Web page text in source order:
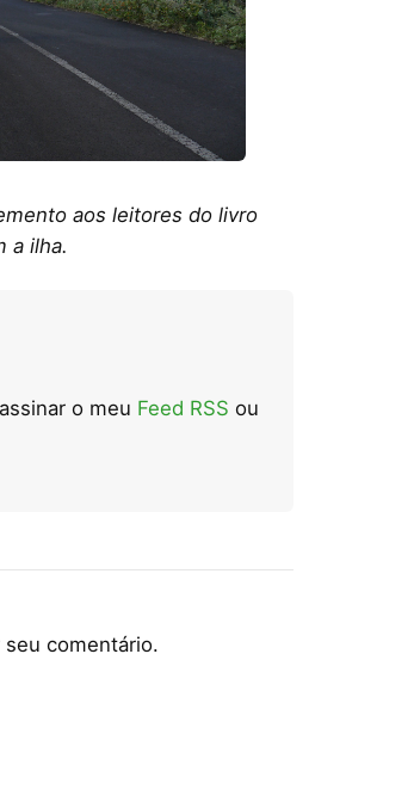
aos leitores do livro
a ilha.
o meu Feed RSS ou
seu comentário.